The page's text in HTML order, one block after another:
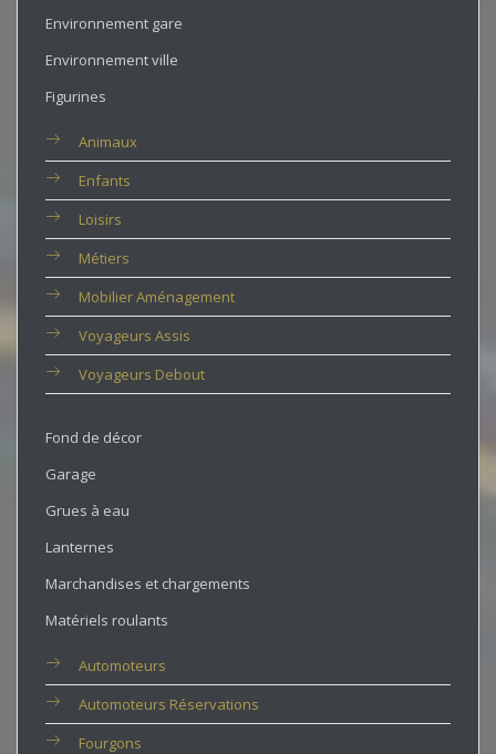
Environnement gare
Environnement ville
Figurines
Animaux
Enfants
Loisirs
Métiers
Mobilier Aménagement
Voyageurs Assis
Voyageurs Debout
Fond de décor
Garage
Grues à eau
Lanternes
Marchandises et chargements
Matériels roulants
Automoteurs
Automoteurs Réservations
Fourgons